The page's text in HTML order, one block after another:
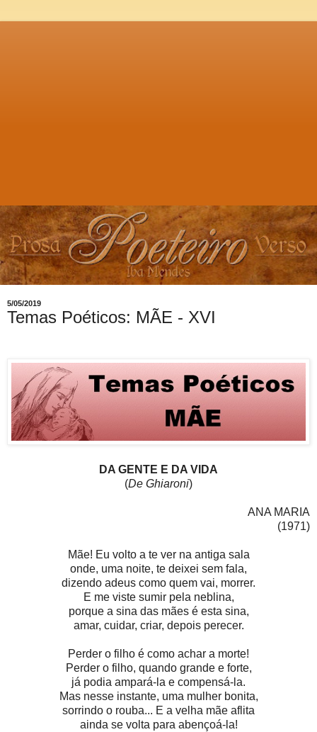
5/05/2019
Temas Poéticos: MÃE - XVI
DA GENTE E DA VIDA
(De Ghiaroni)
ANA MARIA
(1971)
Mãe! Eu volto a te ver na antiga sala
onde, uma noite, te deixei sem fala,
dizendo adeus como quem vai, morrer.
E me viste sumir pela neblina,
porque a sina das mães é esta sina,
amar, cuidar, criar, depois perecer.
Perder o filho é como achar a morte!
Perder o filho, quando grande e forte,
já podia ampará-la e compensá-la.
Mas nesse instante, uma mulher bonita,
sorrindo o rouba... E a velha mãe aflita
ainda se volta para abençoá-la!